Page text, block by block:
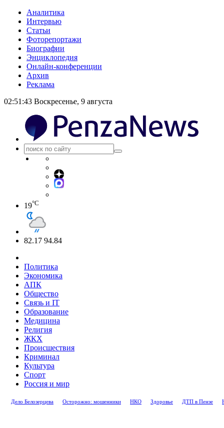
Аналитика
Интервью
Статьи
Фоторепортажи
Биографии
Энциклопедия
Онлайн-конференции
Архив
Реклама
02:51:44 Воскресенье, 9 августа
19°C
82.17 94.84
Политика
Экономика
АПК
Общество
Связь и IT
Образование
Медицина
Религия
ЖКХ
Происшествия
Криминал
Культура
Спорт
Россия и мир
Дело Белозерцева Осторожно: мошенники НКО Здоровье ДТП в Пензе